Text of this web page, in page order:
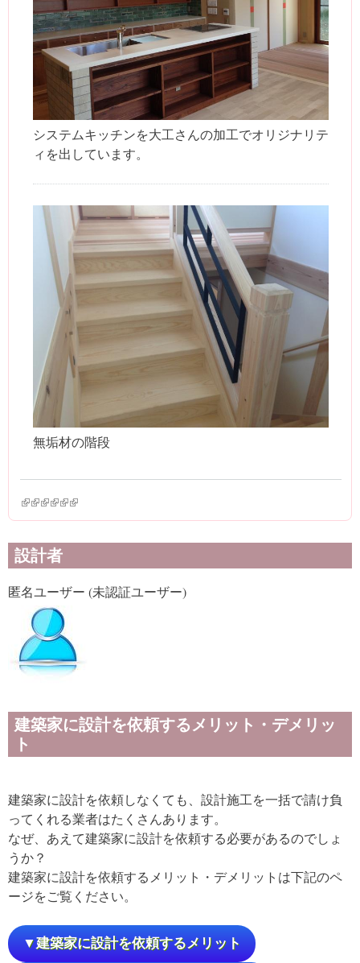
システムキッチンを大工さんの加工でオリジナリテ
ィを出しています。
無垢材の階段
(link is external)
(link is external)
(link is external)
(link is external)
(link is external)
(link is external)
設計者
匿名ユーザー (未認証ユーザー)
建築家に設計を依頼するメリット・デメリッ
ト
建築家に設計を依頼しなくても、設計施工を一括で請け負
ってくれる業者はたくさんあります。
なぜ、あえて建築家に設計を依頼する必要があるのでしょ
うか？
建築家に設計を依頼するメリット・デメリットは下記のペ
ージをご覧ください。
▼建築家に設計を依頼するメリット